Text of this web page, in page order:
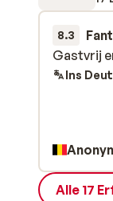
8.3
Gastvrij
Gastvrij
Ins
Alle 17